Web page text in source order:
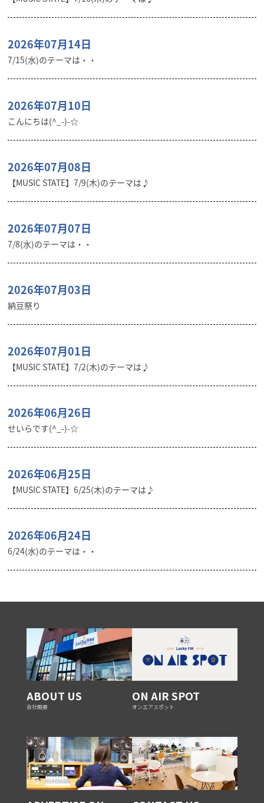
2026年07月14日
7/15(水)のテーマは・・
2026年07月10日
こんにちは(^_-)-☆
2026年07月08日
【MUSIC STATE】7/9(木)のテーマは♪
2026年07月07日
7/8(水)のテーマは・・
2026年07月03日
納豆祭り
2026年07月01日
【MUSIC STATE】7/2(木)のテーマは♪
2026年06月26日
せいらです(^_-)-☆
2026年06月25日
【MUSIC STATE】6/25(木)のテーマは♪
2026年06月24日
6/24(水)のテーマは・・
ABOUT US
会社概要
ON AIR SPOT
オンエアスポット